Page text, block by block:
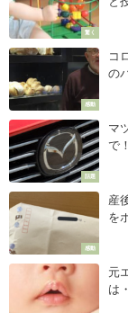
驚く
感動
コ
の
話題
マ
で
感動
産
を
元
は